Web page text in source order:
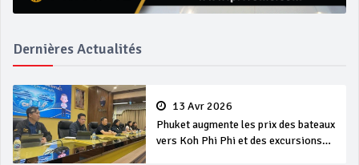
Dernières Actualités
13 Avr 2026
Phuket augmente les prix des bateaux
vers Koh Phi Phi et des excursions